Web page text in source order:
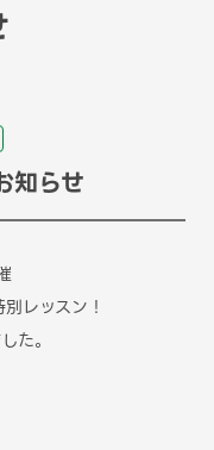
知らせ
レッスン！
た。